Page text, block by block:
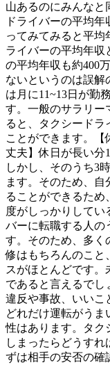
山あるのにみんなと
ドライバーの平均
ってみてみると平均
ライバーの平均年収
の平均年収も約400
ないというのは誤解
は月に11~13日が勤
す。一般のサラリー
ると、タクシードラ
ことができます。【
丈夫】休日が長い分
しかし、そのうち3
ます。そのため、
ることができるため
度がしっかりしてい
バーに転職する人の
す。そのため、多く
修はもちろんのこと
スがほとんどです。
であると言えるで
違反や事故、いいこ
どれだけ運転がう
性はあります。タク
しまったらどうすれ
ずは相手の安否の確